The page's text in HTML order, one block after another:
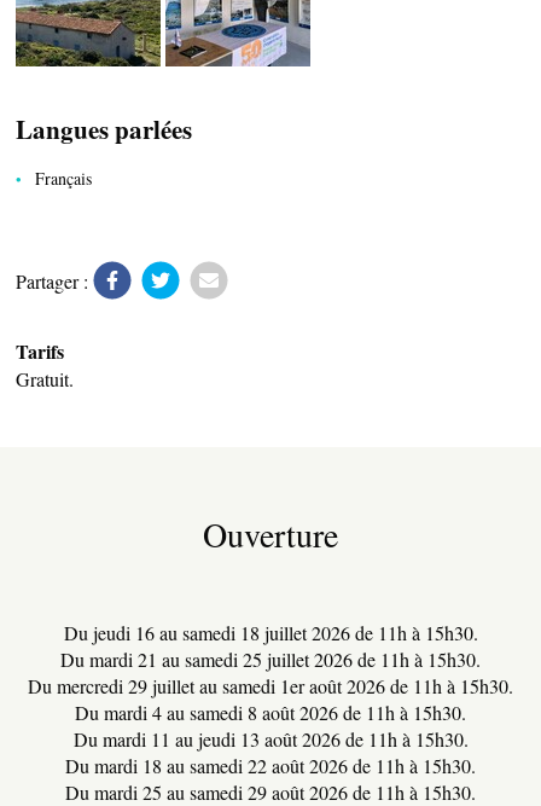
TRANSPORTS
Langues parlées
Français
Partager :
Tarifs
Gratuit.
Ouverture
Du jeudi 16 au samedi 18 juillet 2026 de 11h à 15h30.
Du mardi 21 au samedi 25 juillet 2026 de 11h à 15h30.
Du mercredi 29 juillet au samedi 1er août 2026 de 11h à 15h30.
Du mardi 4 au samedi 8 août 2026 de 11h à 15h30.
Du mardi 11 au jeudi 13 août 2026 de 11h à 15h30.
Du mardi 18 au samedi 22 août 2026 de 11h à 15h30.
Du mardi 25 au samedi 29 août 2026 de 11h à 15h30.